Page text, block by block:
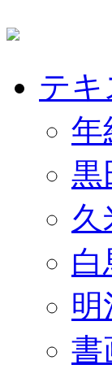
テキ
年
黒
久
明
書